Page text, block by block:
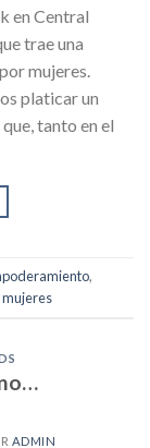
en Central
trae una
mujeres.
platicar un
tanto en el
,
mujeres
ADMIN